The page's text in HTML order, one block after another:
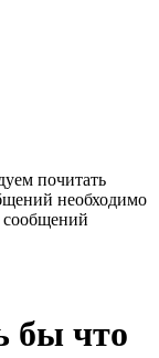
почитать
необходимо
сообщений
бы что